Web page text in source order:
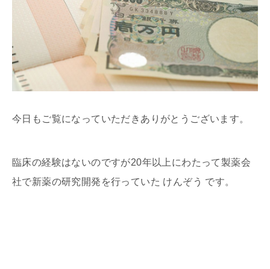
今日もご覧になっていただきありがとうございます。
臨床の経験はないのですが20年以上にわたって製薬会
社で新薬の研究開発を行っていた けんぞう です。